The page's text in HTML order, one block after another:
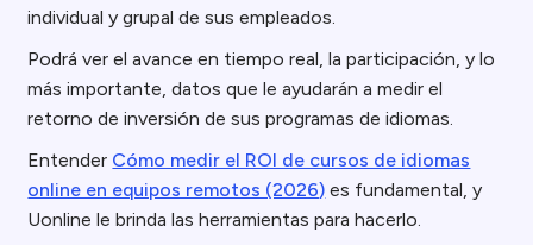
individual y grupal de sus empleados.
Podrá ver el avance en tiempo real, la participación, y lo
más importante, datos que le ayudarán a medir el
retorno de inversión de sus programas de idiomas.
Entender Cómo medir el ROI de cursos de idiomas
online en equipos remotos (2026) es fundamental, y
Uonline le brinda las herramientas para hacerlo.